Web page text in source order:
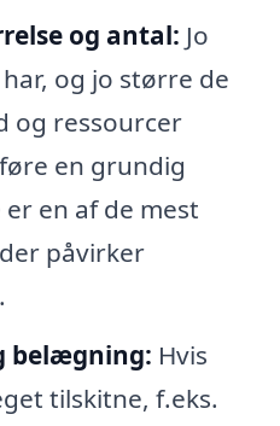
og antal: Jo
og jo større de
og ressourcer
en grundig
en af de mest
påvirker
belægning: Hvis
tilskitne, f.eks.